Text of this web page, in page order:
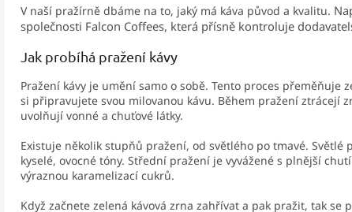
V naší pražírně dbáme na to, jaký má káva původ a kvalitu.
společnosti Falcon Coffees, která přísně kontroluje
Jak probíhá pražení kávy
Pražení kávy je umění samo o sobě. Tento proces přeměňuje
si připravujete svou milovanou kávu. Během pražení ztrácejí
uvolňují vonné a chuťové látky.
Existuje několik stupňů pražení, od světlého po tmavé.
kyselé, ovocné tóny. Střední pražení je vyvážené s plnější
výraznou karamelizací cukrů.
Když začnete zelená kávová zrna zahřívat a pak pražit, tak